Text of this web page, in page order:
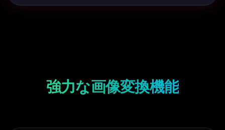
強力な画像変換機能